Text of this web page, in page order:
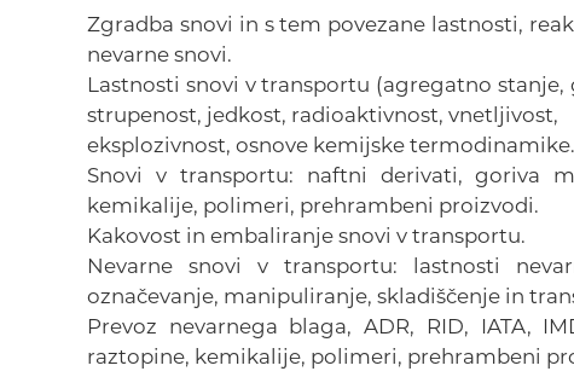
Zgradba snovi in s tem povezane lastnosti,
nevarne snovi.
Lastnosti snovi v transportu (agregatno
strupenost, jedkost, radioaktivnost, vnetljivost,
eksplozivnost, osnove kemijske termodinamike.
Snovi v transportu: naftni derivati, goriva
kemikalije, polimeri, prehrambeni proizvodi.
Kakovost in embaliranje snovi v transportu.
Nevarne snovi v transportu: lastnosti
označevanje, manipuliranje, skladiščenje in
Prevoz nevarnega blaga, ADR, RID, IATA,
raztopine, kemikalije, polimeri, prehrambeni